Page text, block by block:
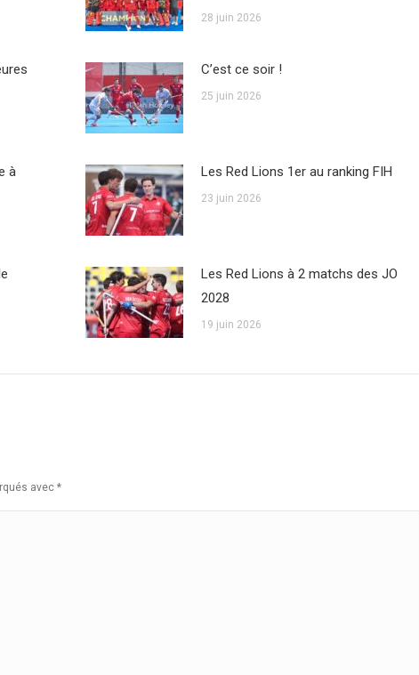
28 juin 2026
C’est ce soir !
25 juin 2026
à
Les Red Lions 1er au ranking FIH
23 juin 2026
Les Red Lions à 2 matchs des JO
2028
19 juin 2026
avec *